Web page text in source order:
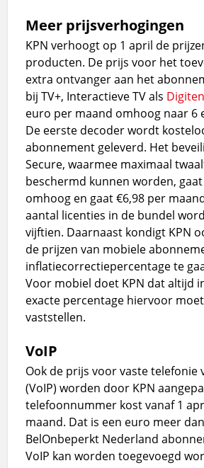
Meer prijsverhogingen
KPN verhoogt op 1 april de
producten. De prijs voor het
extra ontvanger aan het
bij TV+, Interactieve TV als
euro per maand omhoog naar 6
De eerste decoder wordt
abonnement geleverd. Het
Secure, waarmee maximaal
beschermd kunnen worden,
omhoog en gaat €6,98 per
aantal licenties in de bundel
vijftien. Daarnaast kondigt KPN
de prijzen van mobiele
inflatiecorrectiepercentage te
Voor mobiel doet KPN dat altijd
exacte percentage hiervoor
vaststellen.
VoIP
Ook de prijs voor vaste telefonie
(VoIP) worden door KPN
telefoonnummer kost vanaf 1
maand. Dat is een euro meer
BelOnbeperkt Nederland
VoIP kan worden toegevoegd